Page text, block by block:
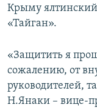
Крыму ялтинский
«Тайган».
«Защитить я
сожалению, от
руководителей,
Н.Янаки – вице-